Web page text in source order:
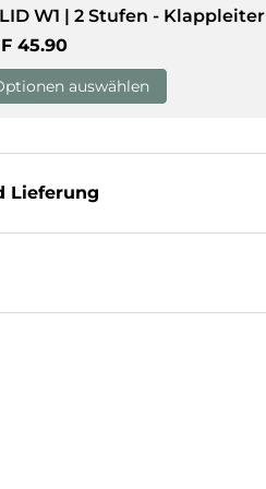
laden
W1 | 2 Stufen - Klappleiter
Preis
45.90
auswählen
Lieferung